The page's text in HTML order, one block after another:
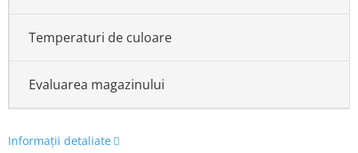
Temperaturi de culoare
Evaluarea magazinului
Informaţii detaliate